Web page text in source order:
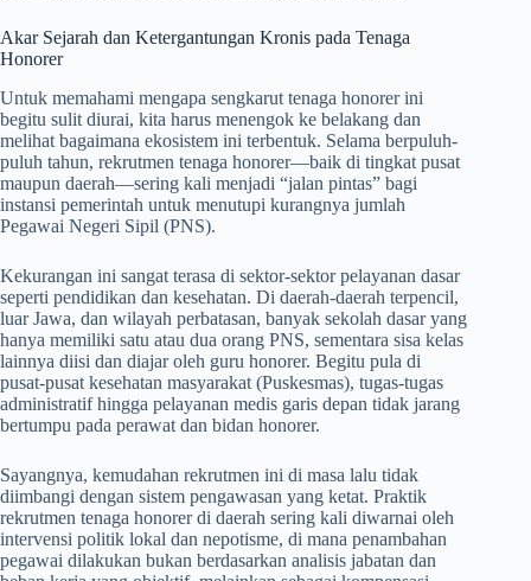
Akar Sejarah dan Ketergantungan Kronis pada Tenaga
Honorer
Untuk memahami mengapa sengkarut tenaga honorer ini
begitu sulit diurai, kita harus menengok ke belakang dan
melihat bagaimana ekosistem ini terbentuk. Selama berpuluh-
puluh tahun, rekrutmen tenaga honorer—baik di tingkat pusat
maupun daerah—sering kali menjadi “jalan pintas” bagi
instansi pemerintah untuk menutupi kurangnya jumlah
Pegawai Negeri Sipil (PNS).
Kekurangan ini sangat terasa di sektor-sektor pelayanan dasar
seperti pendidikan dan kesehatan. Di daerah-daerah terpencil,
luar Jawa, dan wilayah perbatasan, banyak sekolah dasar yang
hanya memiliki satu atau dua orang PNS, sementara sisa kelas
lainnya diisi dan diajar oleh guru honorer. Begitu pula di
pusat-pusat kesehatan masyarakat (Puskesmas), tugas-tugas
administratif hingga pelayanan medis garis depan tidak jarang
bertumpu pada perawat dan bidan honorer.
Sayangnya, kemudahan rekrutmen ini di masa lalu tidak
diimbangi dengan sistem pengawasan yang ketat. Praktik
rekrutmen tenaga honorer di daerah sering kali diwarnai oleh
intervensi politik lokal dan nepotisme, di mana penambahan
pegawai dilakukan bukan berdasarkan analisis jabatan dan